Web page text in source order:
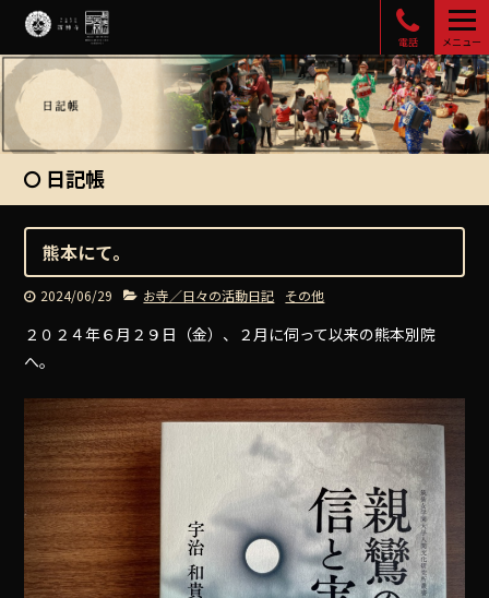
電話 メニュー
日記帳
熊本にて。
2024/06/29 お寺／日々の活動日記 その他
２０２４年６月２９日（金）、２月に伺って以来の熊本別院
へ。